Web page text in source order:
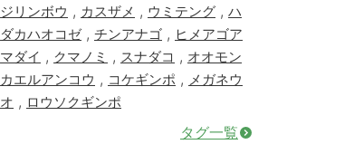
ジリンボウ , カスザメ , ウミテング , ハ
ダカハオコゼ, チンアナゴ , ヒメアゴア
マダイ , クマノミ , スナダコ , オオモン
カエルアンコウ , コケギンポ , メガネウ
オ , ロウソクギンポ
タグ一覧